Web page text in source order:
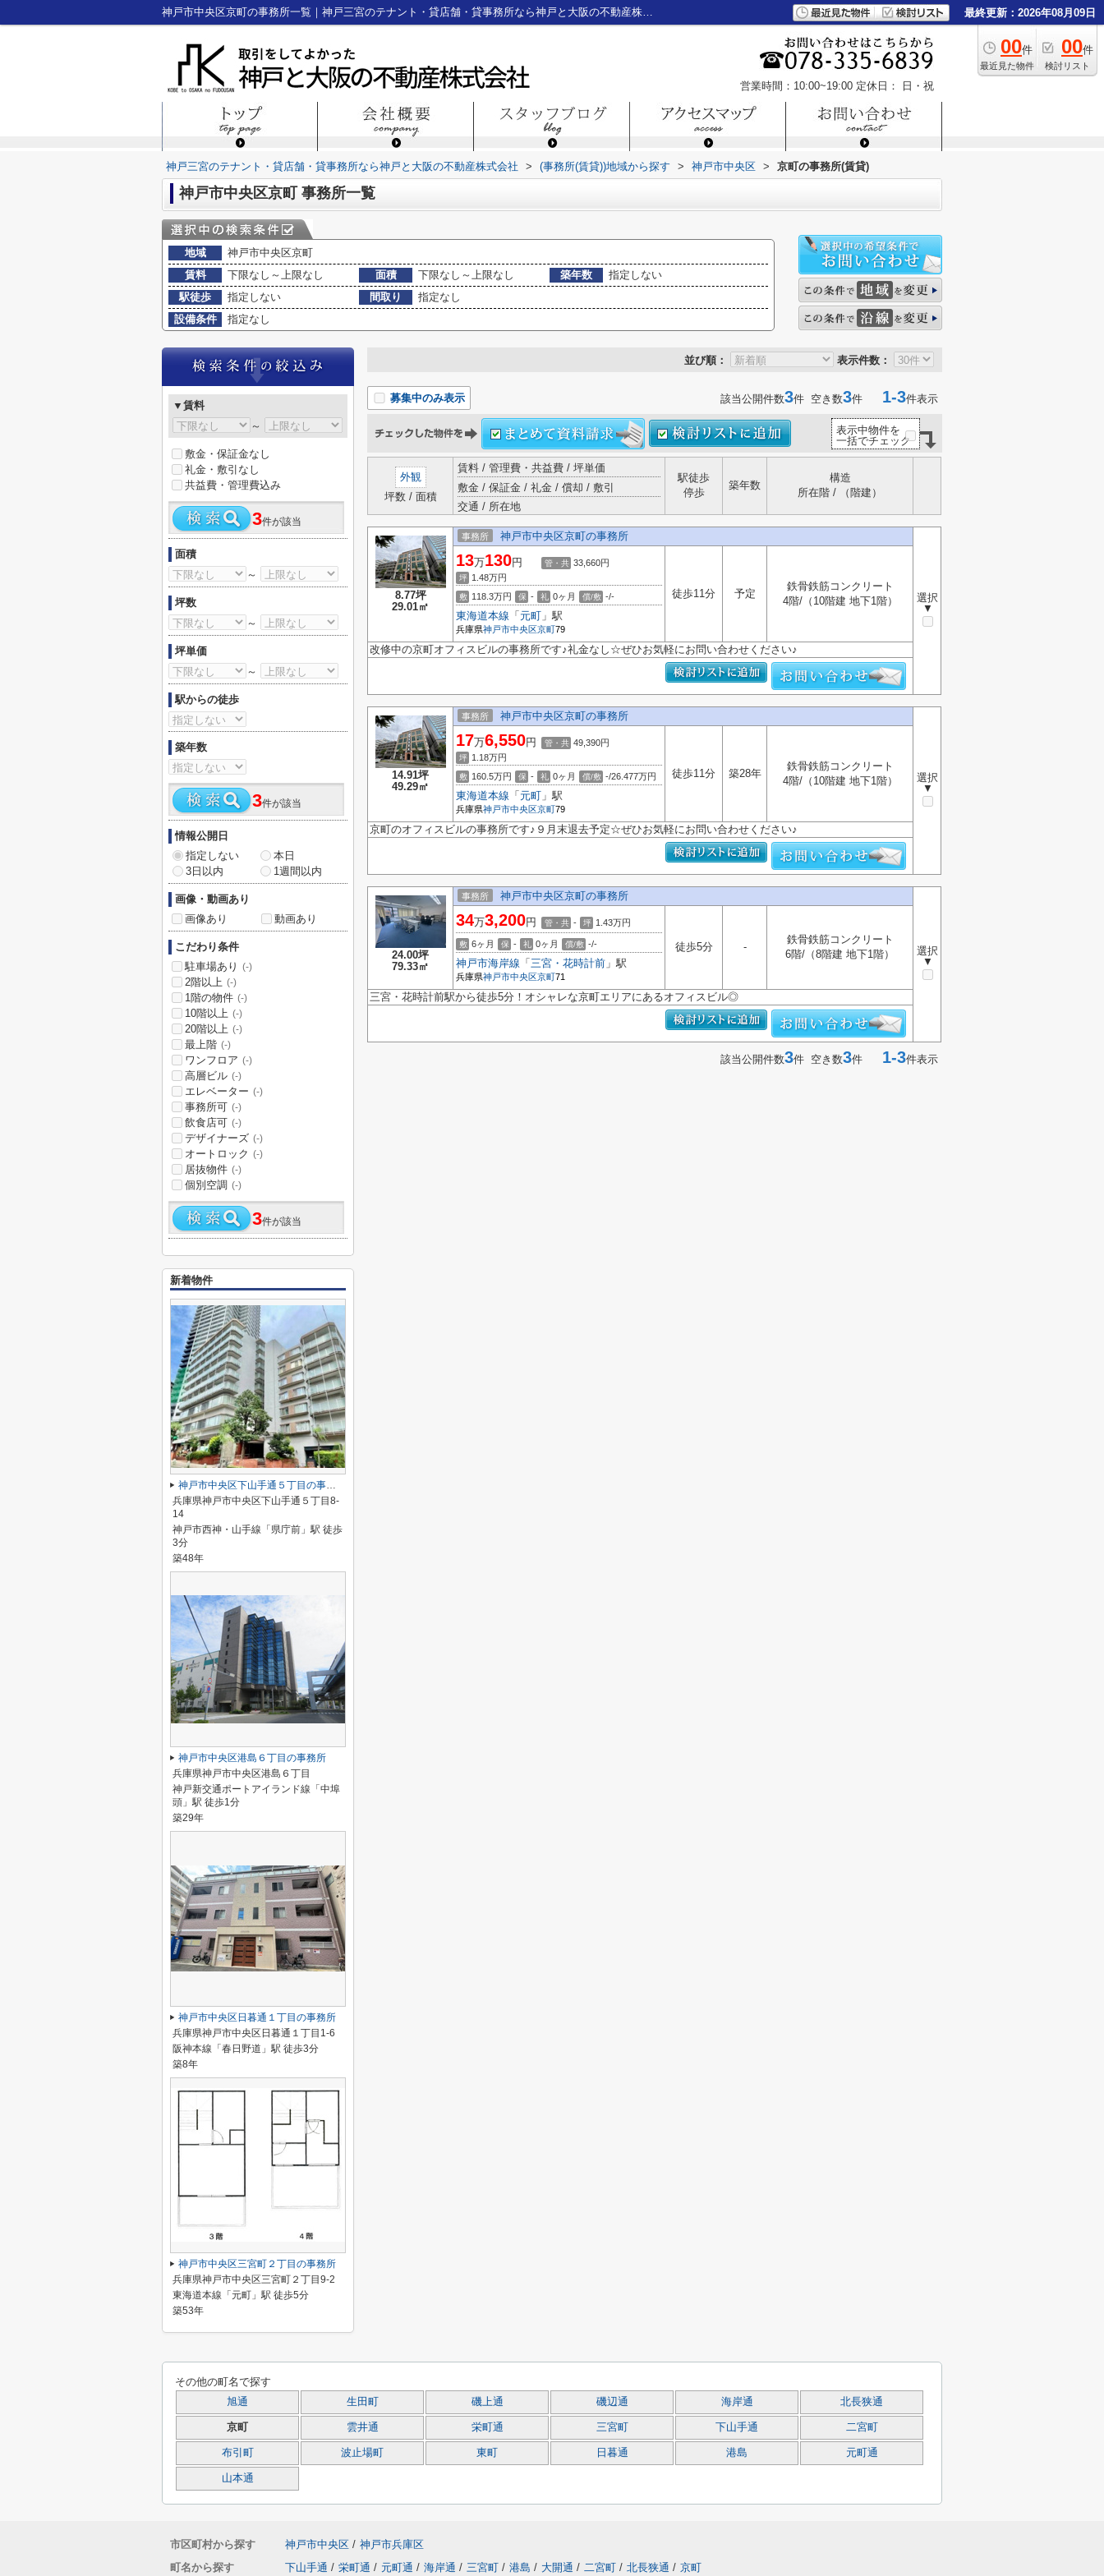
神戸市中央区京町の事務所一覧｜神戸三宮のテナント・貸店舗・貸事務所なら神戸と大阪の不動産株式会社 最終更新：2026年08月09日
00件
最近見た物件
00件
検討リスト
営業時間：10:00~19:00 定休日： 日・祝
神戸三宮のテナント・貸店舗・貸事務所なら神戸と大阪の不動産株式会社 > (事務所(賃貸))地域から探す > 神戸市中央区 > 京町の事務所(賃貸)
神戸市中央区京町 事務所一覧
地域
神戸市中央区京町
賃料
下限なし～上限なし 面積 下限なし～上限なし 築年数
指定しない
駅徒歩
指定しない 間取り
指定なし
設備条件
指定なし
並び順： 表示件数：
募集中のみ表示 該当公開件数3件 空き数3件 1-3件表示
表示中物件を
一括でチェック
外観
坪数 / 面積
賃料 / 管理費・共益費 / 坪単価
敷金 / 保証金 / 礼金 / 償却 / 敷引
交通 / 所在地
駅徒歩
停歩
築年数
構造
所在階 / （階建）
8.77坪
29.01㎡
事務所 神戸市中央区京町の事務所
選択
▼
13万130円 管・共 33,660円
坪 1.48万円
敷 118.3万円 保 - 礼 0ヶ月 償/敷 -/-
東海道本線 「 元町 」駅
兵庫県神戸市中央区京町79
徒歩11分 予定
鉄骨鉄筋コンクリート
4階/（10階建 地下1階）
改修中の京町オフィスビルの事務所です♪礼金なし☆ぜひお気軽にお問い合わせください♪
14.91坪
49.29㎡
事務所 神戸市中央区京町の事務所
選択
▼
17万6,550円 管・共 49,390円
坪 1.18万円
敷 160.5万円 保 - 礼 0ヶ月 償/敷 -/26.477万円
東海道本線 「 元町 」駅
兵庫県神戸市中央区京町79
徒歩11分 築28年
鉄骨鉄筋コンクリート
4階/（10階建 地下1階）
京町のオフィスビルの事務所です♪９月末退去予定☆ぜひお気軽にお問い合わせください♪
24.00坪
79.33㎡
事務所 神戸市中央区京町の事務所
選択
▼
34万3,200円 管・共 - 坪 1.43万円
敷 6ヶ月 保 - 礼 0ヶ月 償/敷 -/-
神戸市海岸線 「 三宮・花時計前 」駅
兵庫県神戸市中央区京町71
徒歩5分 -
鉄骨鉄筋コンクリート
6階/（8階建 地下1階）
三宮・花時計前駅から徒歩5分！オシャレな京町エリアにあるオフィスビル◎
該当公開件数3件 空き数3件 1-3件表示
▼賃料
～
敷金・保証金なし
礼金・敷引なし
共益費・管理費込み
3件が該当
面積
～
坪数
～
坪単価
～
駅からの徒歩
築年数
3件が該当
情報公開日
指定しない
本日
3日以内
1週間以内
画像・動画あり
画像あり
動画あり
こだわり条件
駐車場あり
(-)
2階以上 (-)
1階の物件 (-)
10階以上 (-)
20階以上 (-)
最上階 (-)
ワンフロア (-)
高層ビル (-)
エレベーター (-)
事務所可 (-)
飲食店可 (-)
デザイナーズ (-)
オートロック (-)
居抜物件 (-)
個別空調 (-)
3件が該当
新着物件
神戸市中央区下山手通５丁目の事務所
兵庫県神戸市中央区下山手通５丁目8-
14
神戸市西神・山手線「県庁前」駅 徒歩
3分
築48年
神戸市中央区港島６丁目の事務所
兵庫県神戸市中央区港島６丁目
神戸新交通ポートアイランド線「中埠
頭」駅 徒歩1分
築29年
神戸市中央区日暮通１丁目の事務所
兵庫県神戸市中央区日暮通１丁目1-6
阪神本線「春日野道」駅 徒歩3分
築8年
神戸市中央区三宮町２丁目の事務所
兵庫県神戸市中央区三宮町２丁目9-2
東海道本線「元町」駅 徒歩5分
築53年
その他の町名で探す
旭通 生田町 磯上通 磯辺通 海岸通 北長狭通
京町 雲井通 栄町通 三宮町 下山手通 二宮町
布引町 波止場町 東町 日暮通 港島 元町通
山本通
市区町村から探す 神戸市中央区 / 神戸市兵庫区
町名から探す
下山手通 / 栄町通 / 元町通 / 海岸通 / 三宮町 / 港島 / 大開通 / 二宮町 / 北長狭通 / 京町